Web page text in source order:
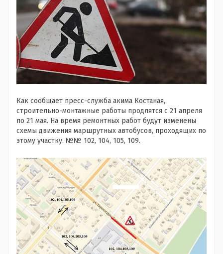
Как сообщает пресс-служба акима Костаная,
строительно-монтажные работы продлятся с 21 апреля
по 21 мая. На время ремонтных работ будут изменены
схемы движения маршрутных автобусов, проходящих по
этому участку: №№ 102, 104, 105, 109.